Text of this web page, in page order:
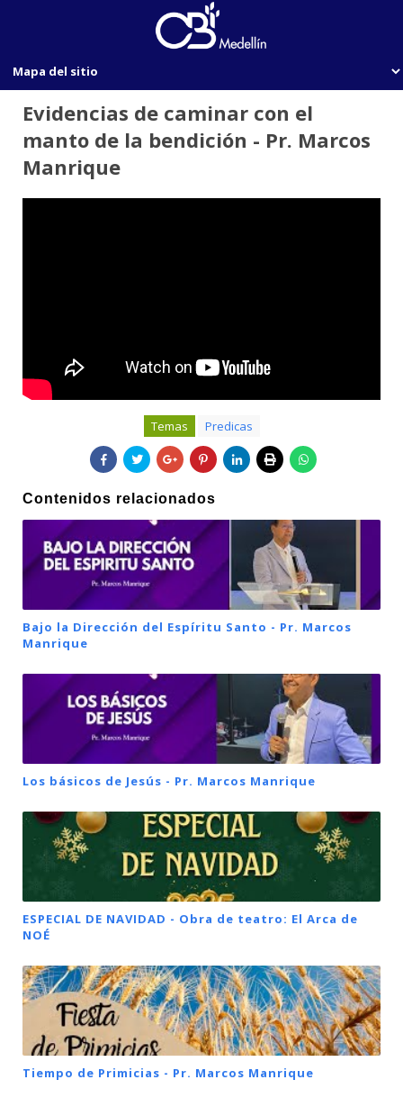
Evidencias de caminar con el
manto de la bendición - Pr. Marcos
Manrique
Temas Predicas
Contenidos relacionados
Bajo la Dirección del Espíritu Santo - Pr. Marcos
Manrique
Los básicos de Jesús - Pr. Marcos Manrique
ESPECIAL DE NAVIDAD - Obra de teatro: El Arca de
NOÉ
Tiempo de Primicias - Pr. Marcos Manrique